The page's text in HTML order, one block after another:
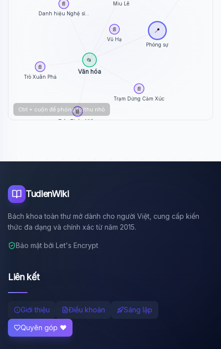
Phóng sự
📍
Văn hóa
📂
Vũ Hạ
📄
Trạm Dừng Cảm Xúc
📄
Trò Xuân Phả
📄
Miu Lê
Trác Thúy Miêu
📄
Danh hiệu Nghệ sĩ...
📄
Ctrl + cuộn để phóng to/thu nhỏ
TudienWiki
Bách khoa toàn thư mở dành cho người Việt, cung cấp kiến
thức đa dạng và chính xác từ năm 2015.
Bảo mật bởi Let's Encrypt
Liên kết
Giới thiệu Điều khoản Sáng lập
Quyên góp ❤️